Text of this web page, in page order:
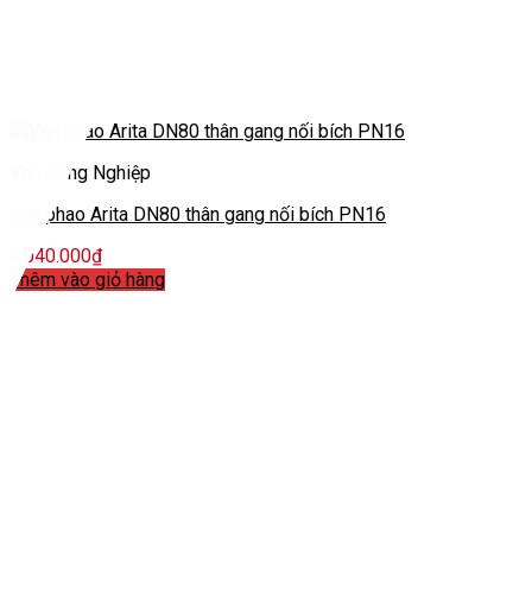
Van Công Nghiệp
Van phao Arita DN80 thân gang nối bích PN16
3.040.000₫
Thêm vào giỏ hàng